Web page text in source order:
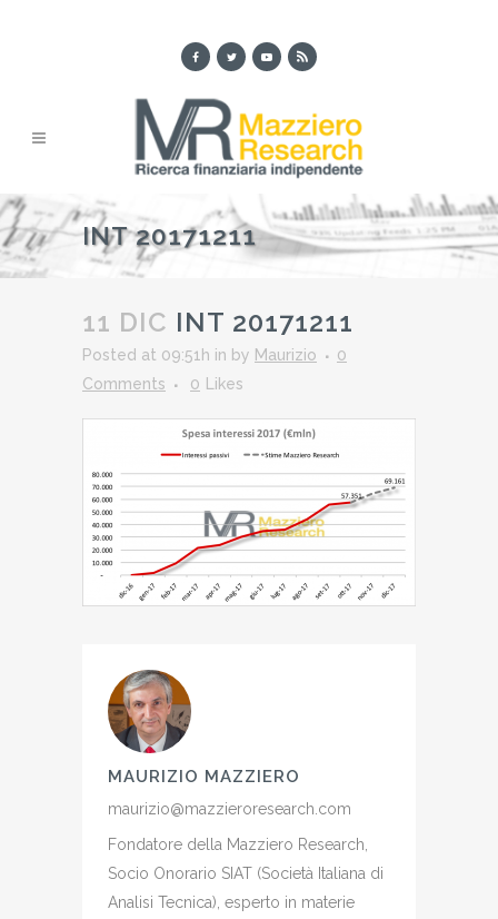
INT 20171211
11 DIC INT 20171211
Posted at 09:51h in by Maurizio
0
Comments
0 Likes
MAURIZIO MAZZIERO
maurizio@mazzieroresearch.com
Fondatore della Mazziero Research,
Socio Onorario SIAT (Società Italiana di
Analisi Tecnica), esperto in materie